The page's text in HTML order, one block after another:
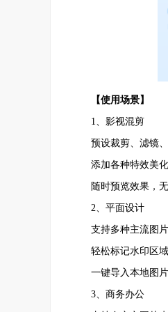
【使用场景】
1、影视混剪
预设裁剪、滤镜、
添加各种特效美化
随时预览效果，无
2、平面设计
支持多种主流图片
轻松标记水印区域
一键导入本地图片
3、商务办公